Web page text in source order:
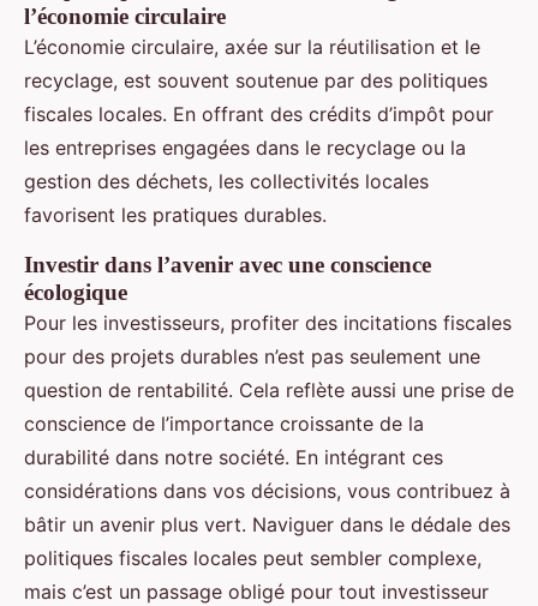
l’économie circulaire
L’économie circulaire, axée sur la réutilisation et le
recyclage, est souvent soutenue par des politiques
fiscales locales. En offrant des crédits d’impôt pour
les entreprises engagées dans le recyclage ou la
gestion des déchets, les collectivités locales
favorisent les pratiques durables.
Investir dans l’avenir avec une conscience
écologique
Pour les investisseurs, profiter des incitations fiscales
pour des projets durables n’est pas seulement une
question de rentabilité. Cela reflète aussi une prise de
conscience de l’importance croissante de la
durabilité dans notre société. En intégrant ces
considérations dans vos décisions, vous contribuez à
bâtir un avenir plus vert. Naviguer dans le dédale des
politiques fiscales locales peut sembler complexe,
mais c’est un passage obligé pour tout investisseur